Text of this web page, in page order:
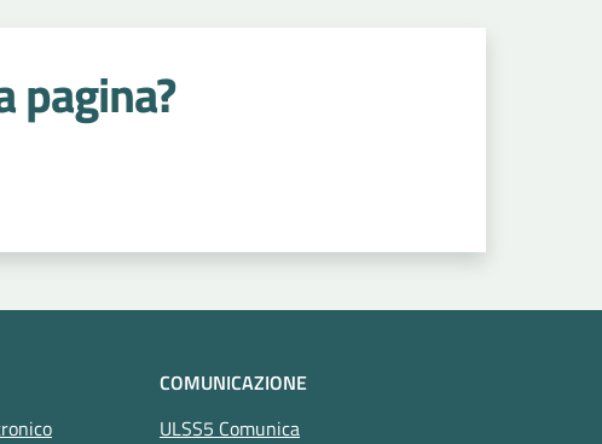
pagina?
COMUNICAZIONE
ULSS5 Comunica